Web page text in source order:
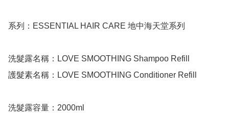
系列：ESSENTIAL HAIR CARE 地中海天堂系列
洗髮露名稱：LOVE SMOOTHING Shampoo Refill
護髮素名稱：LOVE SMOOTHING Conditioner Refill
洗髮露容量：2000ml